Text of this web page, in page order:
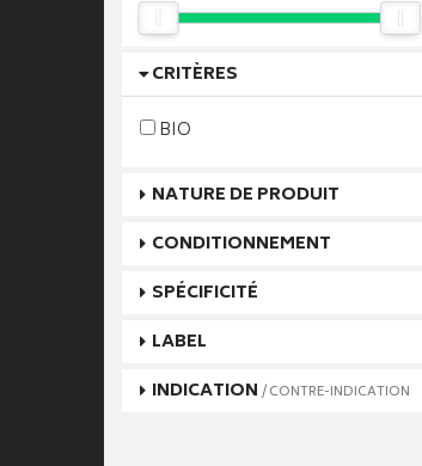
CRITÈRES
BIO
NATURE DE PRODUIT
CONDITIONNEMENT
SPÉCIFICITÉ
LABEL
INDICATION / CONTRE-INDICATION